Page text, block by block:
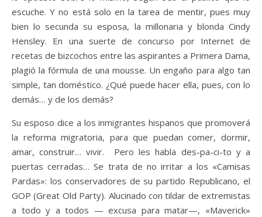
escuche. Y no está solo en la tarea de mentir, pues muy
bien lo secunda su esposa, la millonaria y blonda Cindy
Hensley. En una suerte de concurso por Internet de
recetas de bizcochos entre las aspirantes a Primera Dama,
plagió la fórmula de una mousse. Un engaño para algo tan
simple, tan doméstico. ¿Qué puede hacer ella, pues, con lo
demás… y de los demás?
Su esposo dice a los inmigrantes hispanos que promoverá
la reforma migratoria, para que puedan comer, dormir,
amar, construir… vivir. Pero les habla des-pa-ci-to y a
puertas cerradas… Se trata de no irritar a los «Camisas
Pardas»: los conservadores de su partido Republicano, el
GOP (Great Old Party). Alucinado con tildar de extremistas
a todo y a todos — excusa para matar—, «Maverick»